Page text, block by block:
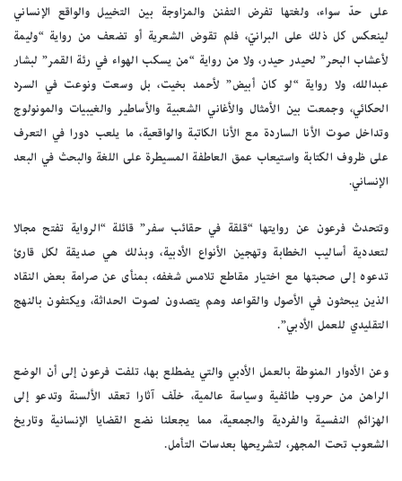
على حدّ سواء، ولغتها تفرض التفنن والمزاوجة بين التخييل والواقع الإنساني
لينعكس كل ذلك على البرانيّ، فلم تقوض الشعرية أو تضعف من رواية “وليمة
لأعشاب البحر” لحيدر حيدر، ولا من رواية “من يسكب الهواء في رئة القمر” لبشار
عبدالله، ولا رواية “لو كان أبيض” لأحمد بخيت، بل وسعت ونوعت في السرد
الحكائي، وجمعت بين الأمثال والأغاني الشعبية والأساطير والغيبيات والمونولوج
وتداخل صوت الأنا الساردة مع الأنا الكاتبة والواقعية، ما يلعب دورا في التعرف
على ظروف الكتابة واستيعاب عمق العاطفة المسيطرة على اللغة والبحث في البعد
الإنساني.
وتتحدث فرعون عن روايتها “قلقة في حقائب سفر” قائلة “الرواية تفتح مجالا
لتعددية أساليب الخطابة وتهجين الأنواع الأدبية، وبذلك هي صديقة لكل قارئ
تدعوه إلى صحبتها مع اختيار مقاطع تلامس شغفه، بمنأى عن صرامة بعض النقاد
الذين يبحثون في الأصول والقواعد وهم يتصدون لصوت الحداثة، ويكتفون بالنهج
التقليدي للعمل الأدبي”.
وعن الأدوار المنوطة بالعمل الأدبي والتي يضطلع بها، تلفت فرعون إلى أن الوضع
الراهن من حروب طائفية وسياسة عالمية، خلّف آثارا تعقد الألسنة وتدعو إلى
الهزائم النفسية والفردية والجمعية، مما يجعلنا نضع القضايا الإنسانية وتاريخ
الشعوب تحت المجهر، لتشريحها بعدسات التأمل.